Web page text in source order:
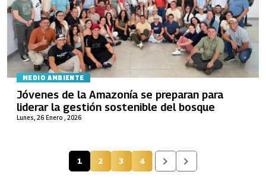
MEDIO AMBIENTE
Lunes, 26 Enero , 2026
Jóvenes de la Amazonía se preparan para
liderar la gestión sostenible del bosque
Página actual
1 Página
2 Página
3 Página
4